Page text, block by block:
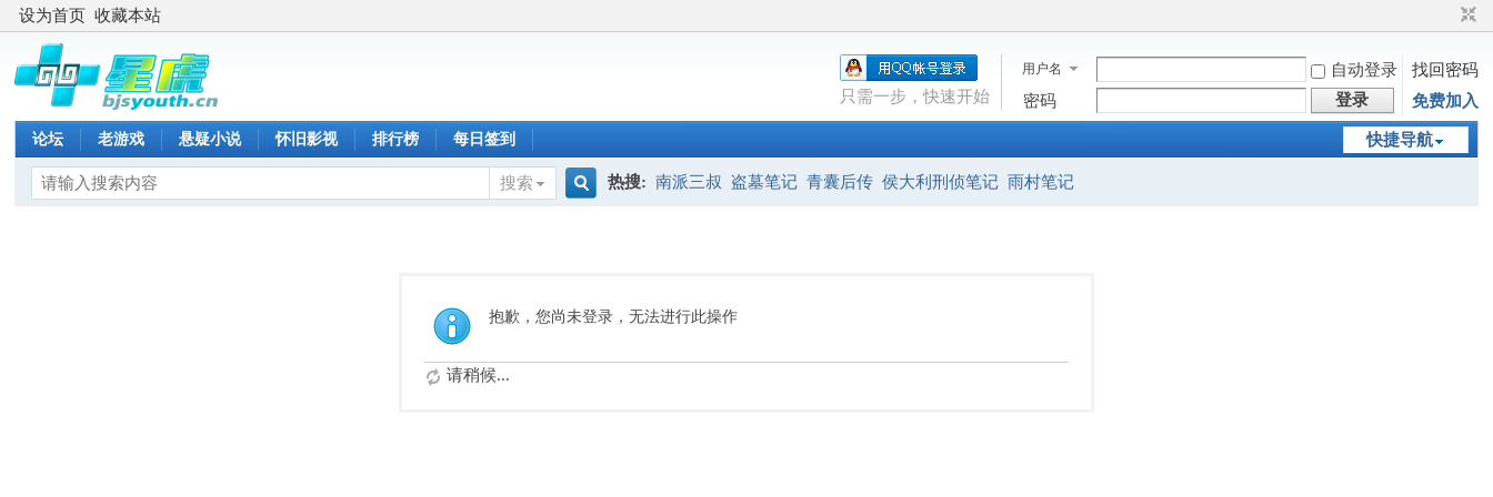
设为首页 收藏本站
用户名 自动登录
找回密码
密码
登录 免费加入
只需一步，快速开始
快捷导航
论坛 老游戏 悬疑小说 怀旧影视 排行榜 每日签到
搜索
索
热搜: 南派三叔 盗墓笔记 青囊后传 侯大利刑侦笔记 雨村笔记
抱歉，您尚未登录，无法进行此操作
请稍候...